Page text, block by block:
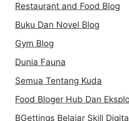
Restaurant and Food Blog
Buku Dan Novel Blog
Gym Blog
Dunia Fauna
Semua Tentang Kuda
Food Bloger Hub Dan
BGettings Belajar Skill